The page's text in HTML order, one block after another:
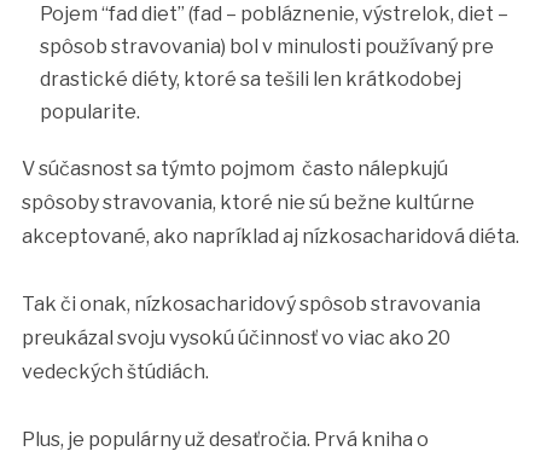
Pojem “fad diet” (fad – pobláznenie, výstrelok, diet –
spôsob stravovania) bol v minulosti používaný pre
drastické diéty, ktoré sa tešili len krátkodobej
popularite.
V súčasnost sa týmto pojmom často nálepkujú
spôsoby stravovania, ktoré nie sú bežne kultúrne
akceptované, ako napríklad aj nízkosacharidová diéta.
Tak či onak, nízkosacharidový spôsob stravovania
preukázal svoju vysokú účinnosť vo viac ako 20
vedeckých štúdiách.
Plus, je populárny už desaťročia. Prvá kniha o